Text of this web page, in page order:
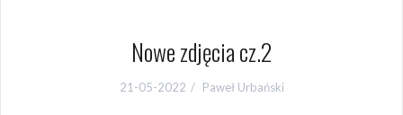
Nowe zdjęcia cz.2
21-05-2022 Paweł Urbański